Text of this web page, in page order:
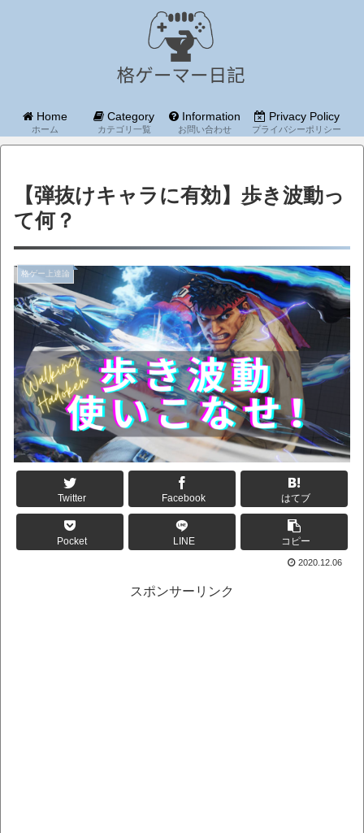
Home
ホーム
Category
カテゴリ一覧
Information
お問い合わせ
Privacy Policy
プライバシーポリシー
【弾抜けキャラに有効】歩き波動っ
て何？
格ゲー上達論
Twitter Facebook はてブ
Pocket LINE コピー
2020.12.06
スポンサーリンク